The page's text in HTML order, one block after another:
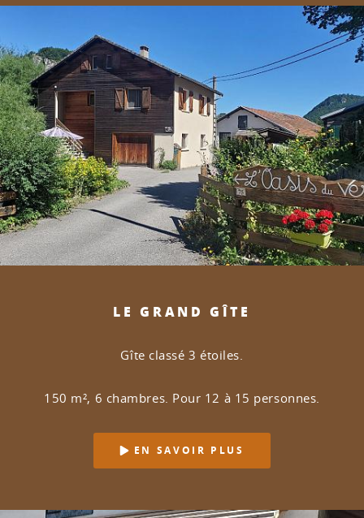
LE GRAND GÎTE
Gîte classé 3 étoiles.
150 m², 6 chambres. Pour 12 à 15 personnes.
EN SAVOIR PLUS